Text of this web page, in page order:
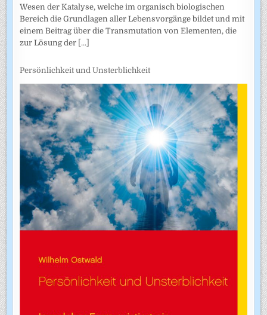
Wesen der Katalyse, welche im organisch biologischen
Bereich die Grundlagen aller Lebensvorgänge bildet und mit
einem Beitrag über die Transmutation von Elementen, die
zur Lösung der [...]
Persönlichkeit und Unsterblichkeit